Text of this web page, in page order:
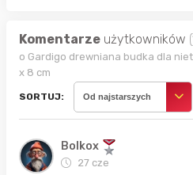
Komentarze użytkowników
o Gardigo drewniana budka dla
x 8 cm
SORTUJ: Od najstarszych
Bolkox
27 cze